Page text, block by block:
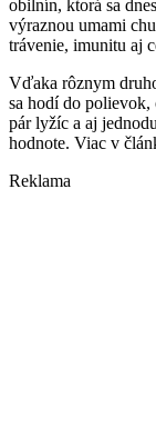
obilnín, ktorá sa
výraznou umami
trávenie, imunitu aj
Vďaka rôznym
sa hodí do polievok,
pár lyžíc a aj
hodnote. Viac v
Reklama